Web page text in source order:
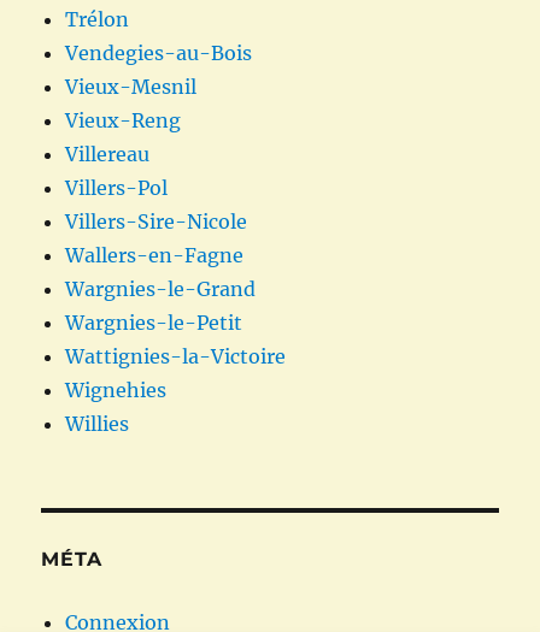
Trélon
Vendegies-au-Bois
Vieux-Mesnil
Vieux-Reng
Villereau
Villers-Pol
Villers-Sire-Nicole
Wallers-en-Fagne
Wargnies-le-Grand
Wargnies-le-Petit
Wattignies-la-Victoire
Wignehies
Willies
MÉTA
Connexion